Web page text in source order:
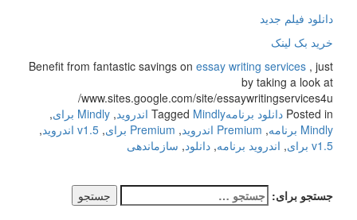
دانلود فیلم جدید
خرید بک لینک
Benefit from fantastic savings on essay writing services , just
by taking a look at
www.sites.google.com/site/essaywritingservices4u/
Posted in دانلود برنامه Tagged Mindly اندروید , Mindly برای
,
Mindly برنامه
, Premium اندروید , Premium برای , v1.5 اندروید
,
v1.5 برای
, اندروید برنامه, دانلود, سازماندهی
جستجو برای: